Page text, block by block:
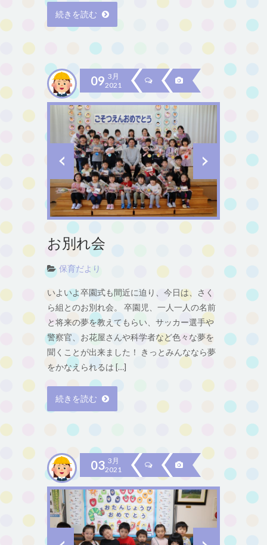
続きを読む
09 3月
2021
お別れ会
保育だより
いよいよ卒園式も間近に迫り、今日は、さく
ら組とのお別れ会。 卒園児、一人一人の名前
と将来の夢を教えてもらい、サッカー選手や
警察官、お花屋さんや科学者など色々な夢を
聞くことが出来ました！ きっとみんななら夢
をかなえられるは […]
続きを読む
03 3月
2021